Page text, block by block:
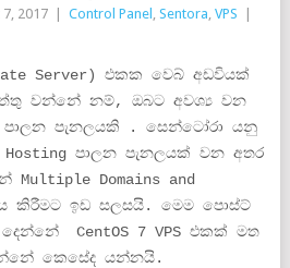
2017 Control Panel , Sentora, VPS
Server) එකක වෙබ් අඩවියක්
වන්නේ නම්, ඔබට අවශ්‍ය වන
පාලන පැනලයකි . සෙන්ටෝරා යනු
Hosting පාලන පැනලයක් වන අතර
Domains and
කිරීමට ඉඩ සලසයි. මෙම පොස්ට්
CentOS 7 VPS එකක් මත
කෙසේද යන්නයි.